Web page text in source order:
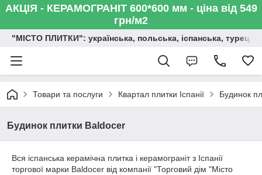
АКЦІЯ - КЕРАМОГРАНІТ 600*600 мм - ціна від 549
грн/м2
"МІСТО ПЛИТКИ": українська, польська, іспанська,
Товари та послуги Квартал плитки Іспанії Будинок
Будинок плитки Baldocer
Вся іспанська керамічна плитка і керамограніт з Іспанії
торгової марки Baldocer від компанії "Торговий дім "Місто